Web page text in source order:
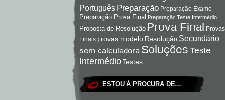
Português Preparação Preparação Exame
Preparação Prova Final Preparação Teste Intermédio
Proposta de Resolução Prova Final Provas
Finais provas modelo Resolução Secundário
sem calculadora Soluções Teste
IntermédioTestes
ESTOU À PROCURA DE…